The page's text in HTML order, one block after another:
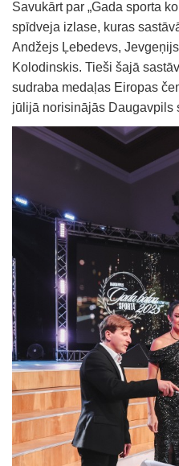
Savukārt par „Gada sporta
spīdveja izlase, kuras
Andžejs Ļebedevs,
Kolodinskis. Tieši šajā
sudraba medaļas Eiropas
jūlijā norisinājās Daugavpils